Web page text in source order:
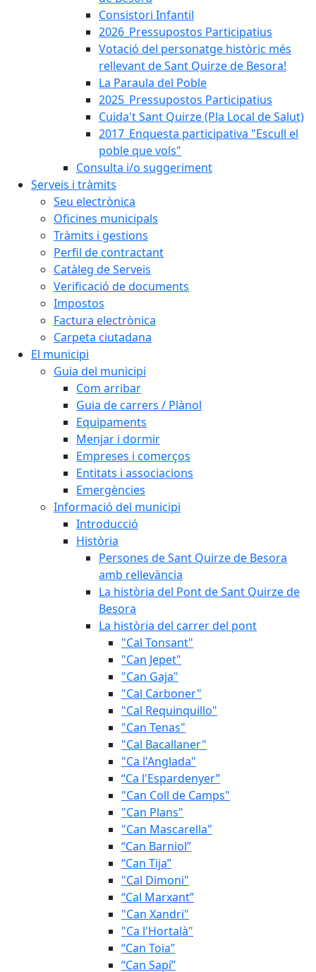
Consistori Infantil
2026_Pressupostos Participatius
Votació del personatge històric més
rellevant de Sant Quirze de Besora!
La Paraula del Poble
2025_Pressupostos Participatius
Cuida't Sant Quirze (Pla Local de Salut)
2017_Enquesta participativa "Escull el
poble que vols"
Consulta i/o suggeriment
Serveis i tràmits
Seu electrònica
Oficines municipals
Tràmits i gestions
Perfil de contractant
Catàleg de Serveis
Verificació de documents
Impostos
Factura electrònica
Carpeta ciutadana
El municipi
Guia del municipi
Com arribar
Guia de carrers / Plànol
Equipaments
Menjar i dormir
Empreses i comerços
Entitats i associacions
Emergències
Informació del municipi
Introducció
Història
Persones de Sant Quirze de Besora
amb rellevància
La història del Pont de Sant Quirze de
Besora
La història del carrer del pont
"Cal Tonsant"
"Can Jepet"
"Can Gaja"
"Cal Carboner"
"Cal Requinquillo"
"Can Tenas"
"Cal Bacallaner"
"Ca l'Anglada"
“Ca l'Espardenyer”
"Can Coll de Camps"
"Can Plans"
"Can Mascarella"
“Can Barniol”
“Can Tija”
"Cal Dimoni"
“Cal Marxant”
"Can Xandri"
"Ca l'Hortalà"
“Can Toia”
“Can Sapí”